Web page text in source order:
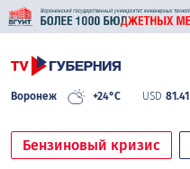
Воронеж +24°C USD 81.41
Бензиновый кризис